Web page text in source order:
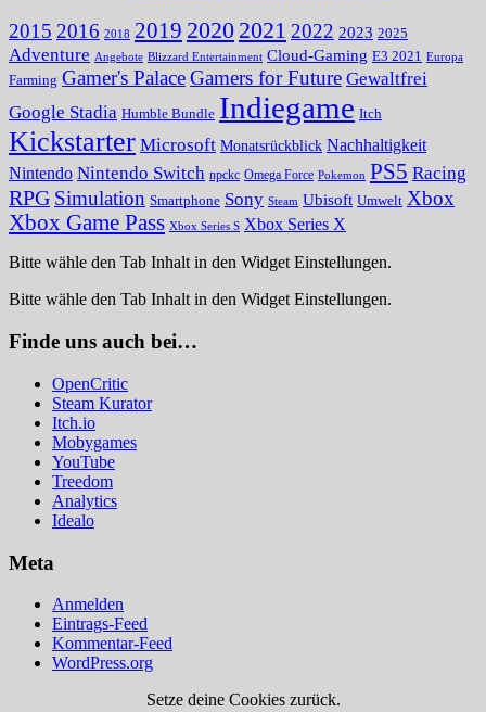
2015 2016 2018 2019 2020 2021 2022 2023 2025
Adventure Angebote Blizzard Entertainment Cloud-Gaming E3 2021 Europa
Farming Gamer's PalaceGamers for Future Gewaltfrei
Google Stadia Humble Bundle Indiegame Itch
Kickstarter Microsoft Monatsrückblick Nachhaltigkeit
Nintendo Nintendo Switch npckc Omega Force Pokemon PS5 Racing
RPG Simulation Smartphone Sony Steam Ubisoft Umwelt Xbox
Xbox Game Pass Xbox Series S Xbox Series X
Bitte wähle den Tab Inhalt in den Widget Einstellungen.
Bitte wähle den Tab Inhalt in den Widget Einstellungen.
Finde uns auch bei…
OpenCritic
Steam Kurator
Itch.io
Mobygames
YouTube
Treedom
Analytics
Idealo
Meta
Anmelden
Eintrags-Feed
Kommentar-Feed
WordPress.org
Setze deine Cookies zurück.